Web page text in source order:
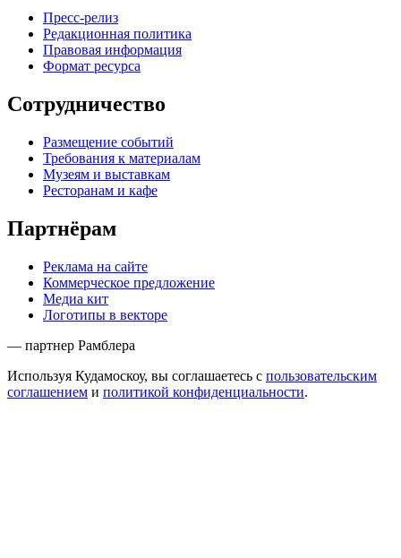
Пресс-релиз
Редакционная политика
Правовая информация
Формат ресурса
Сотрудничество
Размещение событий
Требования к материалам
Музеям и выставкам
Ресторанам и кафе
Партнёрам
Реклама на сайте
Коммерческое предложение
Медиа кит
Логотипы в векторе
— партнер Рамблера
Используя Кудамоскоу, вы соглашаетесь с пользовательским
соглашением и политикой конфиденциальности.